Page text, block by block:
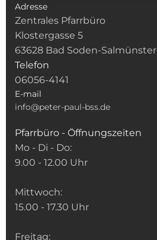
Adresse
Zentrales Pfarrbüro
Klostergasse 5
63628 Bad Soden-Salmünster
Telefon
06056-4141
E-mail
info@peter-paul-bss.de
Pfarrbüro - Öffnungszeiten
Mo - Di - Do:
9.00 - 12.00 Uhr
Mittwoch:
15.00 - 17.30 Uhr
Freitag: